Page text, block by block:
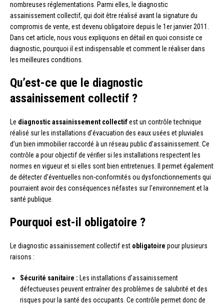
nombreuses réglementations. Parmi elles, le diagnostic
assainissement collectif, qui doit être réalisé avant la signature du
compromis de vente, est devenu obligatoire depuis le 1er janvier 2011.
Dans cet article, nous vous expliquons en détail en quoi consiste ce
diagnostic, pourquoi il est indispensable et comment le réaliser dans
les meilleures conditions.
Qu’est-ce que le diagnostic
assainissement collectif ?
Le diagnostic assainissement collectifest un contrôle technique
réalisé sur les installations d’évacuation des eaux usées et pluviales
d’un bien immobilier raccordé à un réseau public d’assainissement. Ce
contrôle a pour objectif de vérifier si les installations respectent les
normes en vigueur et si elles sont bien entretenues. Il permet également
de détecter d’éventuelles non-conformités ou dysfonctionnements qui
pourraient avoir des conséquences néfastes sur l’environnement et la
santé publique.
Pourquoi est-il obligatoire ?
Le diagnostic assainissement collectif est obligatoire pour plusieurs
raisons :
Sécurité sanitaire : Les installations d’assainissement
défectueuses peuvent entraîner des problèmes de salubrité et des
risques pour la santé des occupants. Ce contrôle permet donc de